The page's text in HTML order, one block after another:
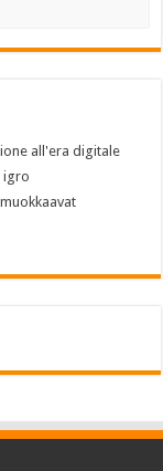
all'era digitale
igro